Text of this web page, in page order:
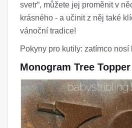
svetr“, můžete jej proměnit v
krásného - a učinit z něj také
vánoční tradice!
Pokyny pro kutily: zatímco nosí
Monogram Tree Topper